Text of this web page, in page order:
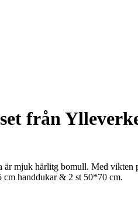
från
mjuk härlitg bomull. Med
cm handdukar & 2 st 50*70 cm.